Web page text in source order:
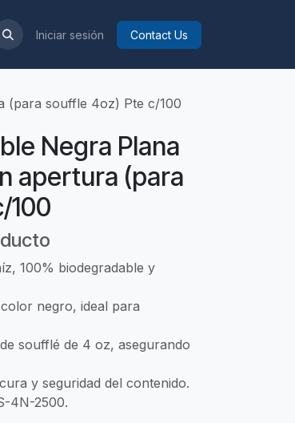
Iniciar sesión Contact Us
(para souffle 4oz) Pte c/100
Negra Plana
apertura (para
100
100% biodegradable y
negro, ideal para
soufflé de 4 oz, asegurando
y seguridad del contenido.
4N-2500.